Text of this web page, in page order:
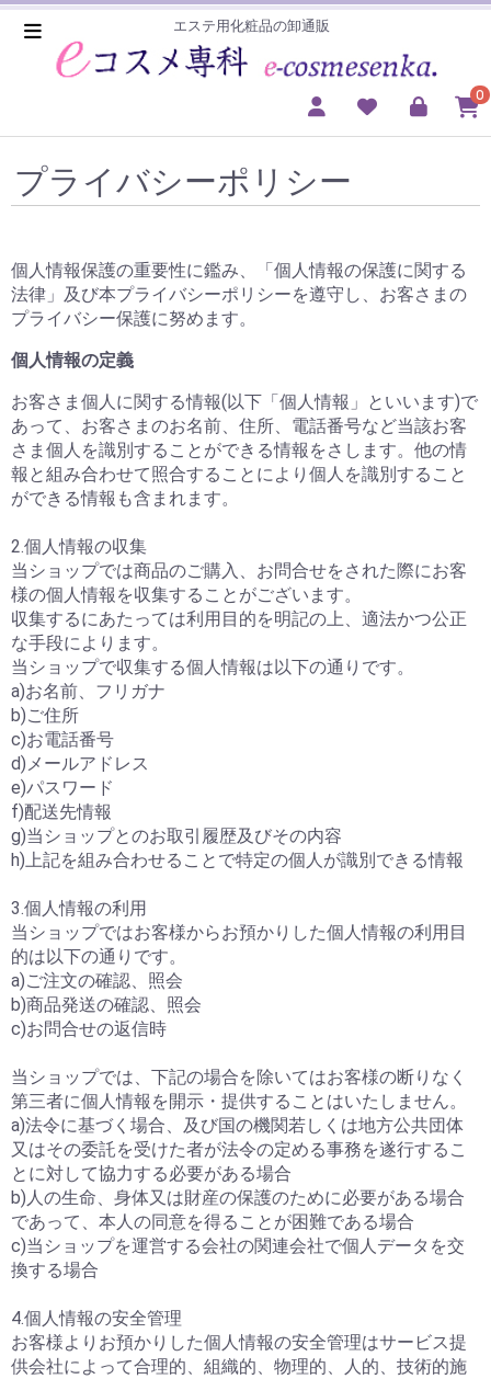
エステ用化粧品の卸通販
0
プライバシーポリシー
個人情報保護の重要性に鑑み、「個人情報の保護に関する
法律」及び本プライバシーポリシーを遵守し、お客さまの
プライバシー保護に努めます。
個人情報の定義
お客さま個人に関する情報(以下「個人情報」といいます)で
あって、お客さまのお名前、住所、電話番号など当該お客
さま個人を識別することができる情報をさします。他の情
報と組み合わせて照合することにより個人を識別すること
ができる情報も含まれます。
2.個人情報の収集
当ショップでは商品のご購入、お問合せをされた際にお客
様の個人情報を収集することがございます。
収集するにあたっては利用目的を明記の上、適法かつ公正
な手段によります。
当ショップで収集する個人情報は以下の通りです。
a)お名前、フリガナ
b)ご住所
c)お電話番号
d)メールアドレス
e)パスワード
f)配送先情報
g)当ショップとのお取引履歴及びその内容
h)上記を組み合わせることで特定の個人が識別できる情報
3.個人情報の利用
当ショップではお客様からお預かりした個人情報の利用目
的は以下の通りです。
a)ご注文の確認、照会
b)商品発送の確認、照会
c)お問合せの返信時
当ショップでは、下記の場合を除いてはお客様の断りなく
第三者に個人情報を開示・提供することはいたしません。
a)法令に基づく場合、及び国の機関若しくは地方公共団体
又はその委託を受けた者が法令の定める事務を遂行するこ
とに対して協力する必要がある場合
b)人の生命、身体又は財産の保護のために必要がある場合
であって、本人の同意を得ることが困難である場合
c)当ショップを運営する会社の関連会社で個人データを交
換する場合
4.個人情報の安全管理
お客様よりお預かりした個人情報の安全管理はサービス提
供会社によって合理的、組織的、物理的、人的、技術的施